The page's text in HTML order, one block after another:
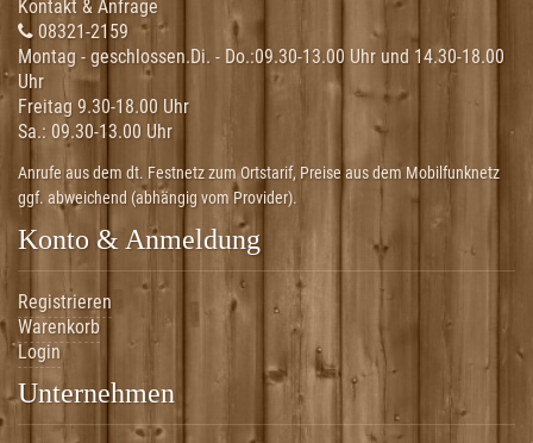
Kontakt & Anfrage
08321-2159
Montag - geschlossen.Di. - Do.:09.30-13.00 Uhr und 14.30-18.00
Uhr
Freitag 9.30-18.00 Uhr
Sa.: 09.30-13.00 Uhr
Anrufe aus dem dt. Festnetz zum Ortstarif, Preise aus dem Mobilfunknetz
ggf. abweichend (abhängig vom Provider).
Konto & Anmeldung
Registrieren
Warenkorb
Login
Unternehmen